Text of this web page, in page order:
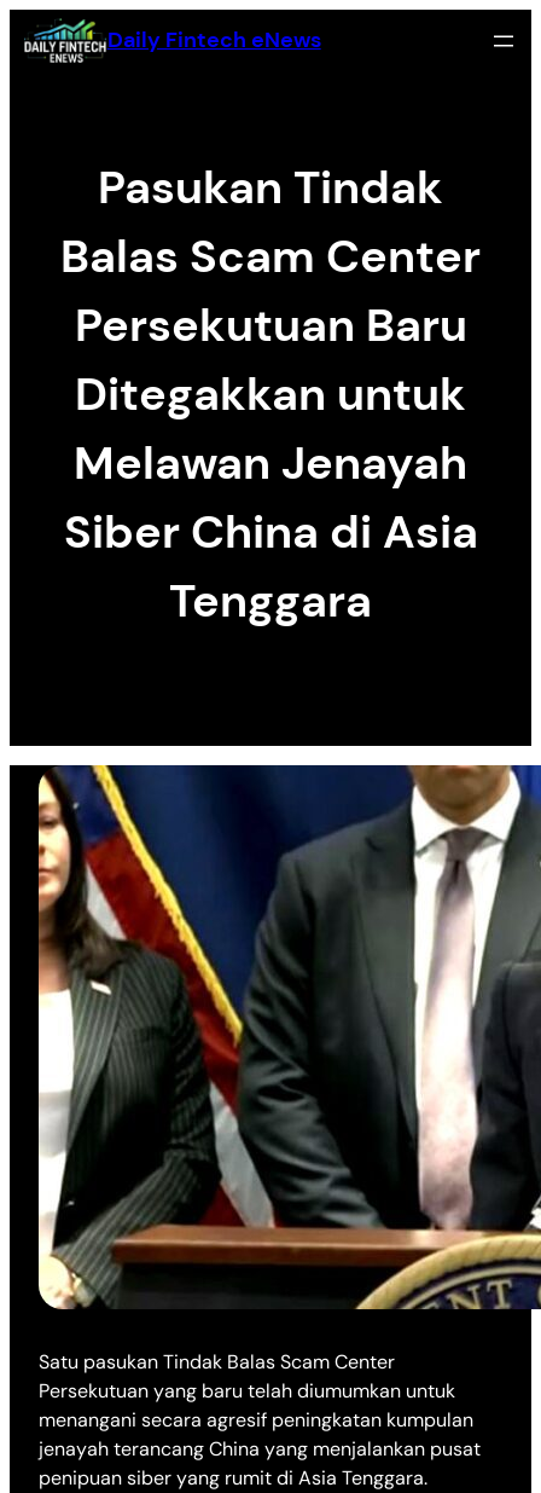
Skip
to
Daily Fintech eNews
Pasukan Tindak
Balas Scam Center
Persekutuan Baru
Ditegakkan untuk
Melawan Jenayah
Siber China di Asia
Tenggara
Satu pasukan Tindak Balas Scam Center
Persekutuan yang baru telah diumumkan untuk
menangani secara agresif peningkatan kumpulan
jenayah terancang China yang menjalankan pusat
penipuan siber yang rumit di Asia Tenggara.